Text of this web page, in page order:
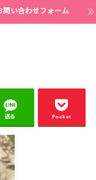
問い合わせフォーム
送る Pocket